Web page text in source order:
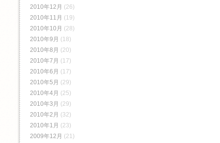
2010年12月 (26)
2010年11月 (19)
2010年10月 (28)
2010年9月 (18)
2010年8月 (20)
2010年7月 (17)
2010年6月 (17)
2010年5月 (29)
2010年4月 (25)
2010年3月 (29)
2010年2月 (32)
2010年1月 (23)
2009年12月 (21)